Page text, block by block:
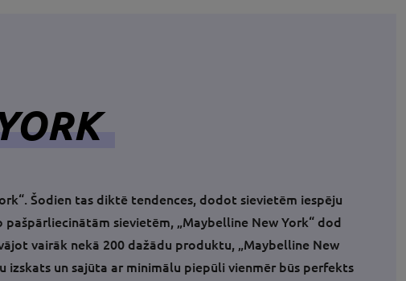
Šodien tas diktē tendences, dodot sievietēm iespēju
sievietēm, „Maybelline New York“ dod
vairāk nekā 200 dažādu produktu, „Maybelline New
izskats un sajūta ar minimālu piepūli vienmēr būs perfekts